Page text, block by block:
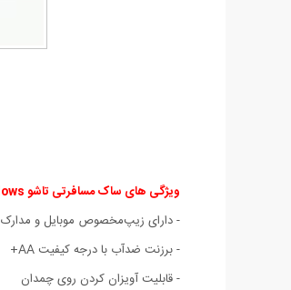
ویژگی های ساک مسافرتی تاشو Wind Blows:
- دارای زیپ‌مخصوص موبایل و مدارک
- برزنت ضدآب با درجه کیفیت AA+
- قابلیت آویزان کردن روی چمدان